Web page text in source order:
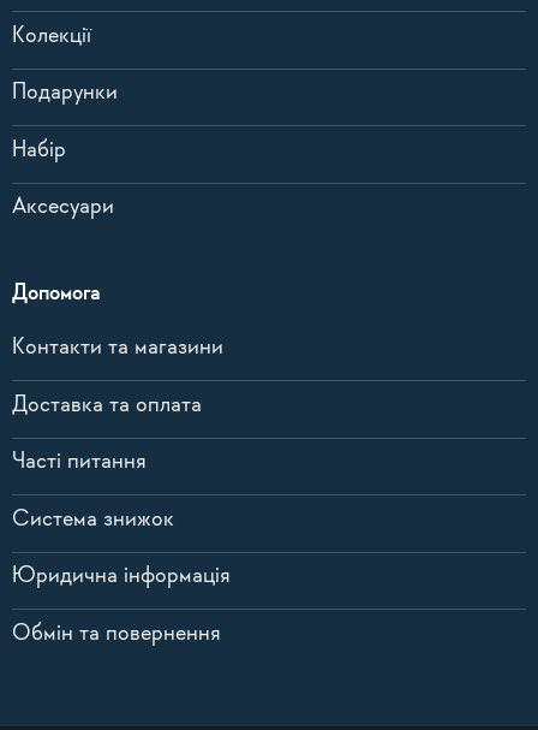
Колекції
Подарунки
Набір
Аксесуари
Допомога
Контакти та магазини
Доставка та оплата
Часті питання
Система знижок
Юридична інформація
Обмін та повернення